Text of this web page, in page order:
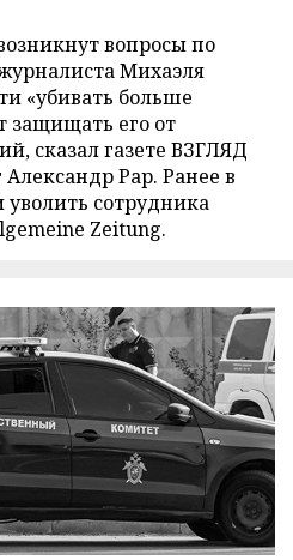
вопросы по
Михаэля
«убивать больше
защищать его от
сказал газете ВЗГЛЯД
Рар. Ранее в
сотрудника
Zeitung.